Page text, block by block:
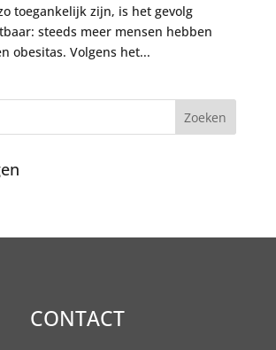
toegankelijk zijn, is het gevolg
steeds meer mensen hebben
obesitas. Volgens het...
CONTACT